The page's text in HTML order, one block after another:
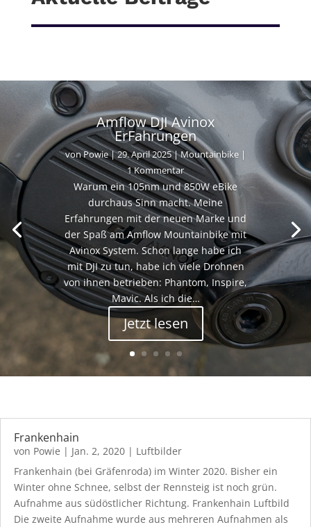
Amflow DJI Avinox
ErFahrungen
vonPowie|29. April 2025|Mountainbike |
1 Kommentar
Warum ein 105nm und 850W eBike
durchaus Sinn macht. Meine
Erfahrungen mit der neuen Marke und
der Spaß am Amflow Mountainbike mit
Avinox System. Schon lange habe ich
mit DJI zu tun, habe ich viele Drohnen
von ihnen betrieben: Phantom, Inspire,
Mavic. Als ich die…
Jetzt lesen
Frankenhain
von Powie | Jan. 2, 2020 | Luftbilder
Frankenhain (bei Gräfenroda) im Winter 2020. Bisher ein
Winter ohne Schnee, selbst der Rennsteig ist noch grün.
Aufnahme aus südöstlicher Richtung. Frankenhain Luftbild
Die zweite Aufnahme wurde aus mehreren Aufnahmen als